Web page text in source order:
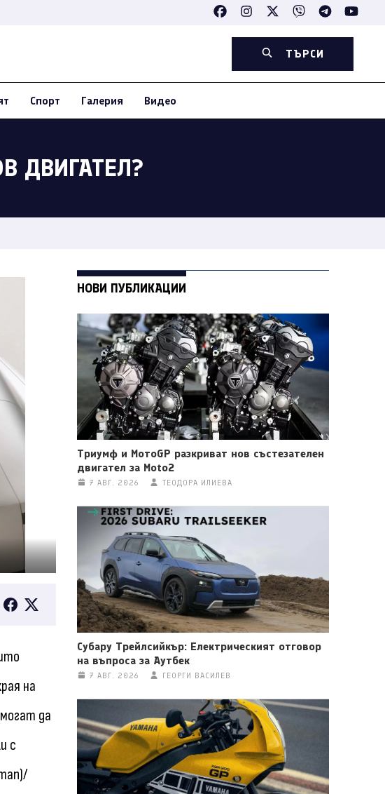
ТЪРСИ
Спорт Галерия Видео
ДВИГАТЕЛ?
на
да
с
НОВИ ПУБЛИКАЦИИ
Триумф и МотоGP разкриват нов състезателен
двигател за Moto2
7 АВГ. 2026 ТЕОДОРА ИЛИЕВА
Субару Трейлсийкър: Електрическият отговор
на въпроса за Аутбек
7 АВГ. 2026 ГЕОРГИ ВАСИЛЕВ